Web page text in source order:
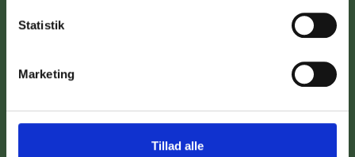
Statistik
Marketing
Tillad alle
Roskilde Kommune